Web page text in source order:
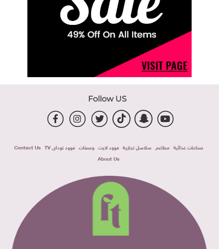
Follow US
صناعات غذائية مطاعم سلاسل تجارية فوود لايت وصفات فوود توداى TV
Contact Us
About Us